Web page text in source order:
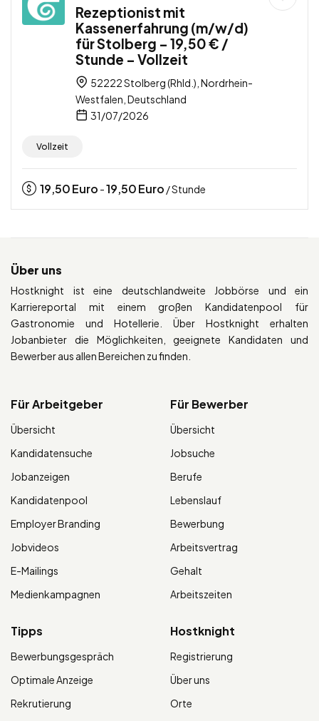
Rezeptionist mit
Kassenerfahrung (m/w/d)
für Stolberg – 19,50 € /
Stunde – Vollzeit
52222 Stolberg (Rhld.), Nordrhein-
Westfalen, Deutschland
31/07/2026
Vollzeit
19,50Euro -19,50Euro / Stunde
Über uns
Hostknight ist eine deutschlandweite Jobbörse und ein
Karriereportal mit einem großen Kandidatenpool für
Gastronomie und Hotellerie. Über Hostknight erhalten
Jobanbieter die Möglichkeiten, geeignete Kandidaten und
Bewerber aus allen Bereichen zu finden.
Für Arbeitgeber
Übersicht
Kandidatensuche
Jobanzeigen
Kandidatenpool
Employer Branding
Jobvideos
E-Mailings
Medienkampagnen
Für Bewerber
Übersicht
Jobsuche
Berufe
Lebenslauf
Bewerbung
Arbeitsvertrag
Gehalt
Arbeitszeiten
Tipps
Bewerbungsgespräch
Optimale Anzeige
Rekrutierung
Hostknight
Registrierung
Über uns
Orte